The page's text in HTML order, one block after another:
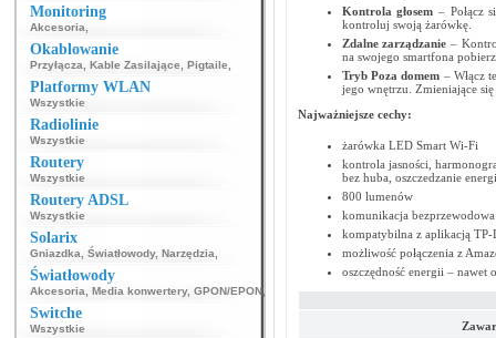
Monitoring
Akcesoria
Okablowanie
Przyłącza Kable Zasilające Pigtaile
Platformy WLAN
Wszystkie
Radiolinie
Wszystkie
Routery
Wszystkie
Routery ADSL
Wszystkie
Solarix
Gniazdka Światłowody, Narzędzia
Światłowody
Akcesoria Media konwertery, GPON/EPON
Switche
Wszystkie
Kontrola głosem – Połącz
kontroluj swoją żarówkę.
Zdalne zarządzanie –
na swojego smartfona
Tryb Poza domem – Włącz
jego wnętrzu. Zmieniające
Najważniejsze cechy:
żarówka LED Smart Wi-Fi
kontrola jasności,
bez huba, oszczedzanie
800 lumenów
komunikacja
kompatybilna z aplikacją
możliwość połączenia z
oszczędność energii – nawet